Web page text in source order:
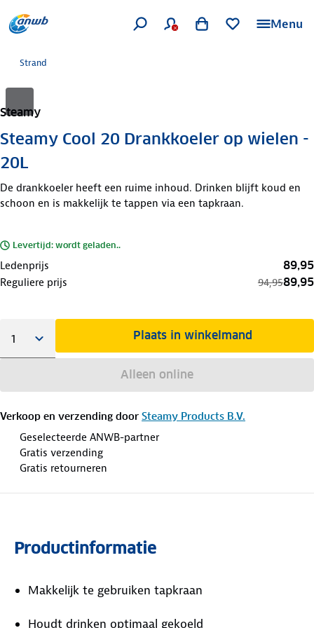
Menu
Strand
Steamy
Steamy Cool 20 Drankkoeler op wielen -
20L
De drankkoeler heeft een ruime inhoud. Drinken blijft koud en
schoon en is makkelijk te tappen via een tapkraan.
Levertijd: wordt geladen..
Ledenprijs 89,95
Reguliere prijs 94,9589,95
Plaats in winkelmand
Alleen online
Verkoop en verzending door Steamy Products B.V.
Geselecteerde ANWB-partner
Gratis verzending
Gratis retourneren
Productinformatie
Makkelijk te gebruiken tapkraan
Houdt drinken optimaal gekoeld